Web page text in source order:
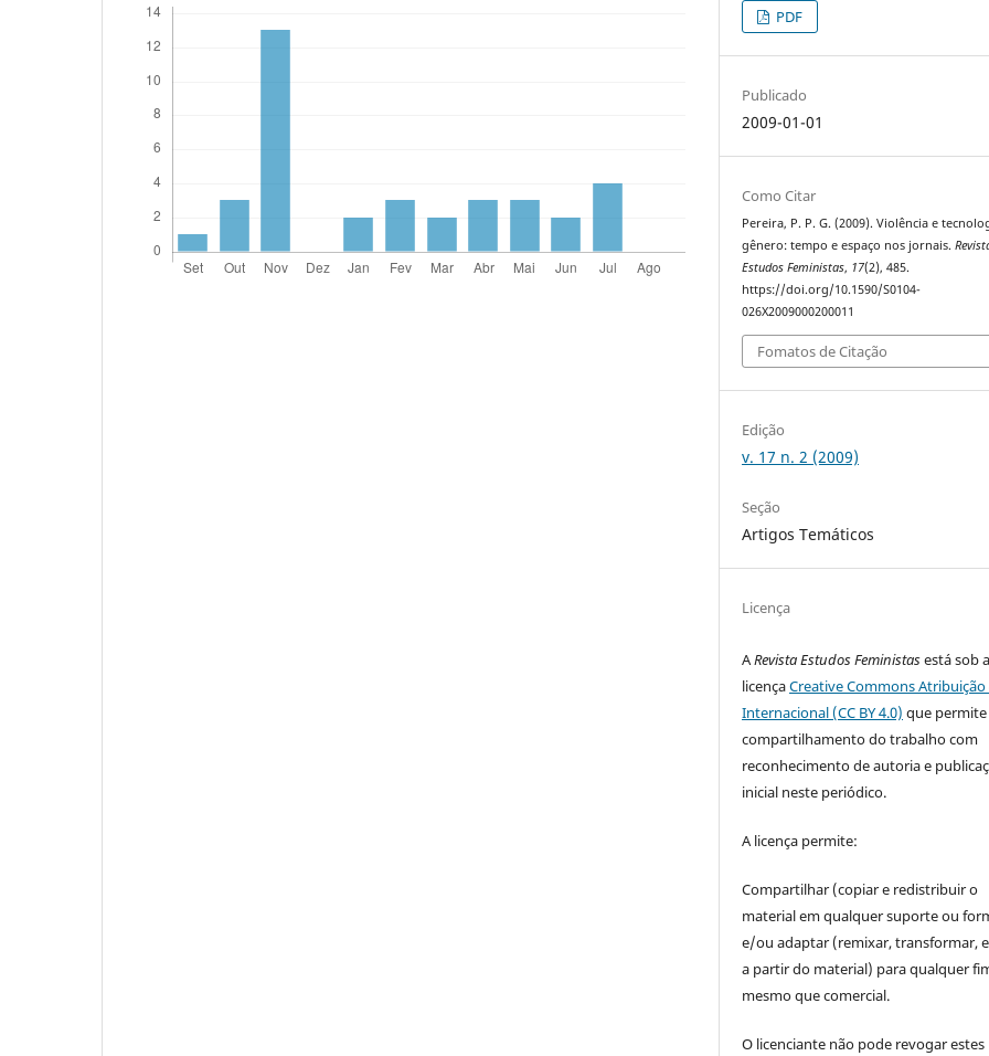
PDF
Publicado
2009-01-01
Como Citar
Pereira, P. P. G. (2009). Violência e
gênero: tempo e espaço nos jornais.
Estudos Feministas, 17(2), 485.
https://doi.org/10.1590/S0104-
026X2009000200011
Fomatos de Citação
Edição
v. 17 n. 2 (2009)
Seção
Artigos Temáticos
Licença
ARevista Estudos Feministasestá sob a
licençaCreative Commons Atribuição
Internacional (CC BY 4.0) que
compartilhamento do trabalho com
reconhecimento de autoria e
inicial neste periódico.
A licença permite:
Compartilhar (copiar e redistribuir o
material em qualquer suporte ou
e/ou adaptar (remixar, transformar,
a partir do material) para qualquer
mesmo que comercial.
O licenciante não pode revogar estes